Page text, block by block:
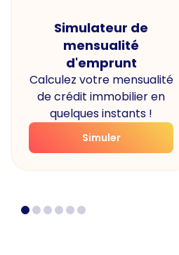
Simulateur de
mensualité
d'emprunt
Calculez votre mensualité
de crédit immobilier en
quelques instants !
Simuler